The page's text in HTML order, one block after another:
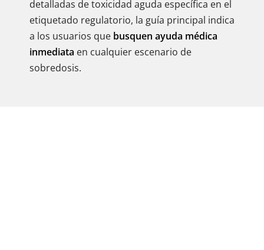
detalladas de toxicidad aguda específica en el
etiquetado regulatorio, la guía principal indica
a los usuarios que busquen ayuda médica
inmediata en cualquier escenario de
sobredosis.